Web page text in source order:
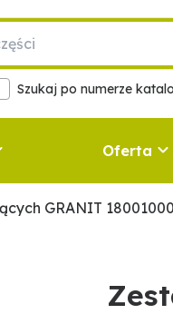
Szukaj po numerze
Oferta
GRANIT